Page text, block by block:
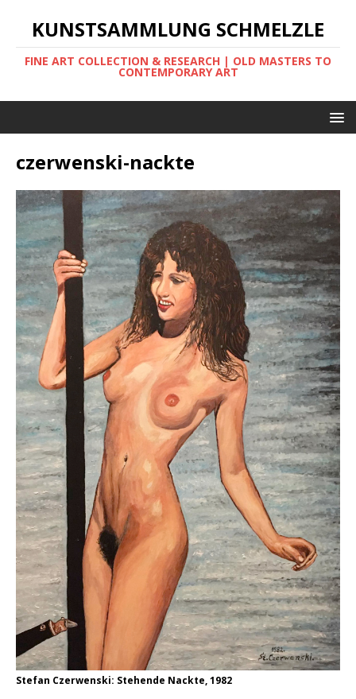
KUNSTSAMMLUNG SCHMELZLE
FINE ART COLLECTION & RESEARCH | OLD MASTERS TO
CONTEMPORARY ART
czerwenski-nackte
Stefan Czerwenski: Stehende Nackte, 1982